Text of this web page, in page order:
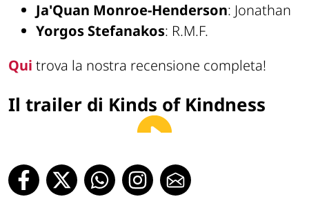
Ja'Quan Monroe-Henderson: Jonathan
Yorgos Stefanakos: R.M.F.
Qui trova la nostra recensione completa!
Il trailer di Kinds of Kindness